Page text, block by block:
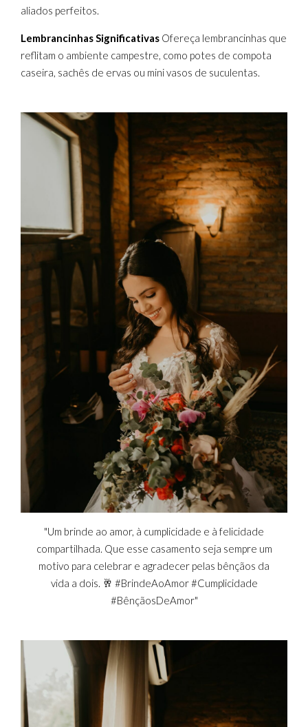
aliados perfeitos.
Lembrancinhas Significativas Ofereça lembrancinhas que
reflitam o ambiente campestre, como potes de compota
caseira, sachês de ervas ou mini vasos de suculentas.
"Um brinde ao amor, à cumplicidade e à felicidade
compartilhada. Que esse casamento seja sempre um
motivo para celebrar e agradecer pelas bênçãos da
vida a dois. 🥂 #BrindeAoAmor #Cumplicidade
#BênçãosDeAmor"